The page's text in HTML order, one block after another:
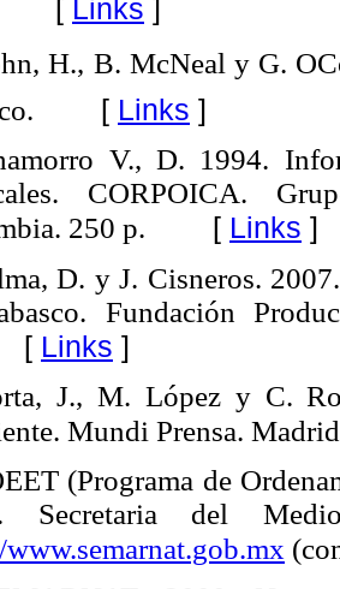
[ Links ]
H., B. McNeal y G.
[ Links ]
V., D. 1994.
CORPOICA.
250 p. [ Links ]
D. y J. Cisneros.
Fundación
Links ]
J., M. López y C.
Mundi Prensa.
(Programa de
Secretaria del